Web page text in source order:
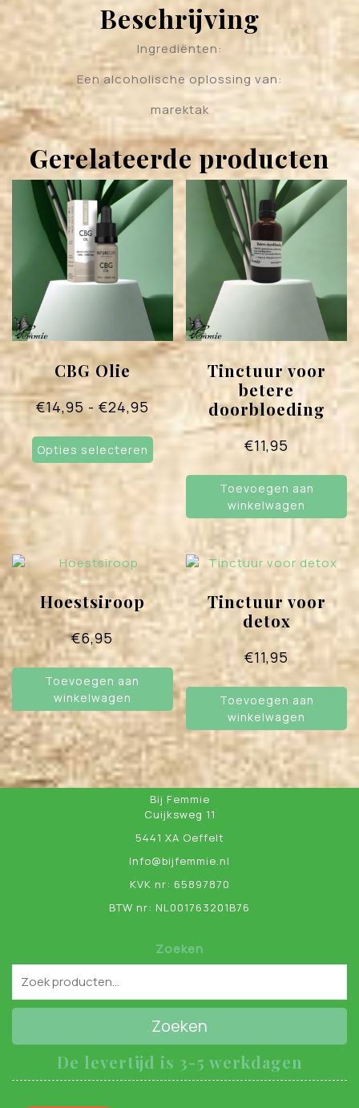
Beschrijving
Ingrediënten:
Een alcoholische oplossing van:
marektak
Gerelateerde producten
CBG Olie
€14,95 - €24,95Prijsklasse:
€14,95
€24,95
Opties selecteren
heeft
kan
gekozen
worden
op
de
productpagina
Tinctuur voor
betere
doorbloeding
€11,95
Toevoegen aan
winkelwagen
Hoestsiroop
€6,95
Toevoegen aan
winkelwagen
Tinctuur voor
detox
€11,95
Toevoegen aan
winkelwagen
Bij Femmie
Cuijksweg 11
5441 XA Oeffelt
Info@bijfemmie.nl
KVK nr: 65897870
BTW nr: NL001763201B76
Zoeken
Zoeken
De levertijd is 3-5 werkdagen